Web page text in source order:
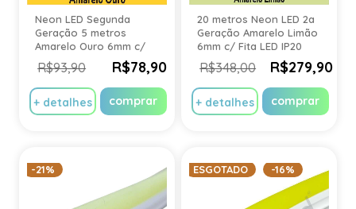
Neon LED Segunda
Geração 5 metros
Amarelo Ouro 6mm c/
Fita LED IP20
R$93,90 R$78,90
+ detalhes comprar
20 metros Neon LED 2a
Geração Amarelo Limão
6mm c/ Fita LED IP20
R$348,00 R$279,90
+ detalhes comprar
-21% ESGOTADO -16%